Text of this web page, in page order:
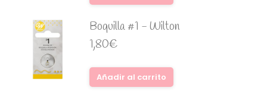
Boquilla #1 - Wilton
1,80€
Añadir al carrito